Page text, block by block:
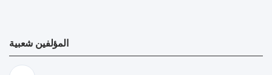
المؤلفين شعبية